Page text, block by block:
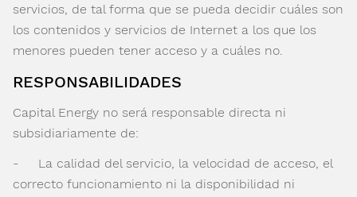
servicios, de tal forma que se pueda decidir cuáles son
los contenidos y servicios de Internet a los que los
menores pueden tener acceso y a cuáles no.
RESPONSABILIDADES
Capital Energy no será responsable directa ni
subsidiariamente de:
- La calidad del servicio, la velocidad de acceso, el
correcto funcionamiento ni la disponibilidad ni